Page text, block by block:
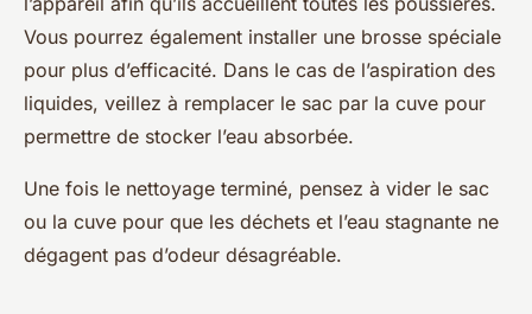
Vous pourrez également installer une brosse spéciale
pour plus d’efficacité. Dans le cas de l’aspiration des
liquides, veillez à remplacer le sac par la cuve pour
permettre de stocker l’eau absorbée.
Une fois le nettoyage terminé, pensez à vider le sac
ou la cuve pour que les déchets et l’eau stagnante ne
dégagent pas d’odeur désagréable.